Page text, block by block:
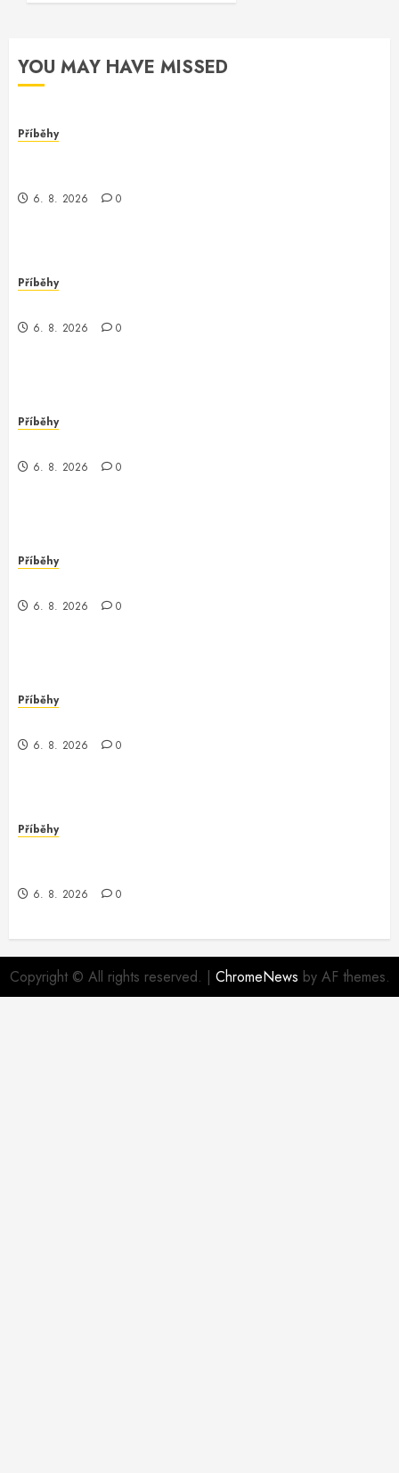
YOU MAY HAVE MISSED
Příběhy
6. 8. 2026 0
Příběhy
6. 8. 2026 0
Příběhy
6. 8. 2026 0
Příběhy
6. 8. 2026 0
Příběhy
6. 8. 2026 0
Příběhy
6. 8. 2026 0
Copyright © All rights reserved. | ChromeNews by AF themes.